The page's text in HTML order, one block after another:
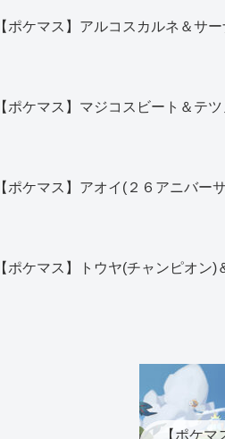
【ポケマス】アルコスカルネ＆サ
【ポケマス】マジコスビート＆テ
【ポケマス】アオイ(２６アニバ
【ポケマス】トウヤ(チャンピオ
【ポケ